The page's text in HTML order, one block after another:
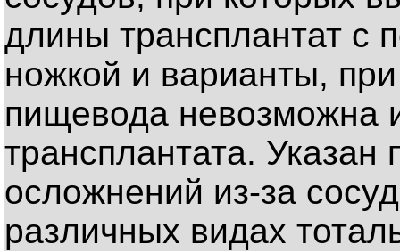
длины трансплантат с
ножкой и варианты,
пищевода невозможна
трансплантата.
осложнений из-за
различных видах